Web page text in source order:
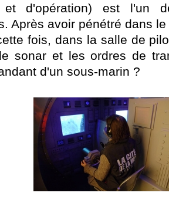
et d'opération) est l'un
Après avoir pénétré dans
fois, dans la salle de
sonar et les ordres de
d'un sous-marin ?